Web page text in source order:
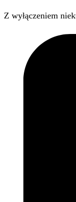
Z wyłączeniem